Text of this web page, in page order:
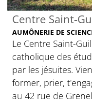
Centre Saint-
AUMÔNERIE DE
Le Centre Saint-
catholique des
par les jésuites.
former, prier,
au 42 rue de